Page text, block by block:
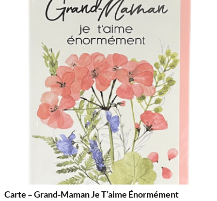
Carte – Grand-Maman Je T’aime Énormément